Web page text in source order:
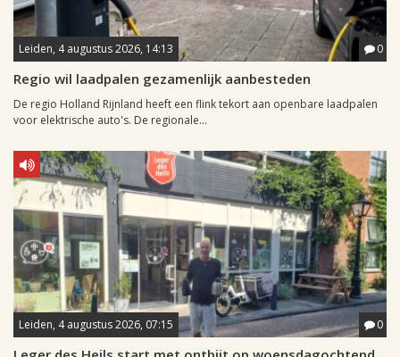
Leiden, 4 augustus 2026, 14:13 0
Regio wil laadpalen gezamenlijk aanbesteden
De regio Holland Rijnland heeft een flink tekort aan openbare laadpalen
voor elektrische auto's. De regionale...
Leiden, 4 augustus 2026, 07:15 0